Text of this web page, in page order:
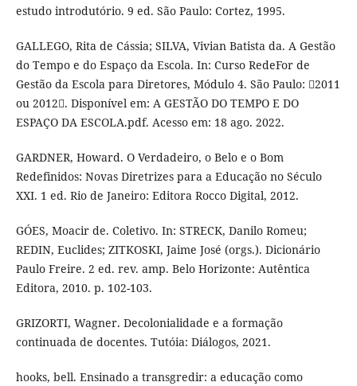
estudo introdutório. 9 ed. São Paulo: Cortez, 1995.
GALLEGO, Rita de Cássia; SILVA, Vivian Batista da. A Gestão
do Tempo e do Espaço da Escola. In: Curso RedeFor de
Gestão da Escola para Diretores, Módulo 4. São Paulo: 2011
ou 2012. Disponível em: A GESTÃO DO TEMPO E DO
ESPAÇO DA ESCOLA.pdf. Acesso em: 18 ago. 2022.
GARDNER, Howard. O Verdadeiro, o Belo e o Bom
Redefinidos: Novas Diretrizes para a Educação no Século
XXI. 1 ed. Rio de Janeiro: Editora Rocco Digital, 2012.
GÓES, Moacir de. Coletivo. In: STRECK, Danilo Romeu;
REDIN, Euclides; ZITKOSKI, Jaime José (orgs.). Dicionário
Paulo Freire. 2 ed. rev. amp. Belo Horizonte: Autêntica
Editora, 2010. p. 102-103.
GRIZORTI, Wagner. Decolonialidade e a formação
continuada de docentes. Tutóia: Diálogos, 2021.
hooks, bell. Ensinado a transgredir: a educação como